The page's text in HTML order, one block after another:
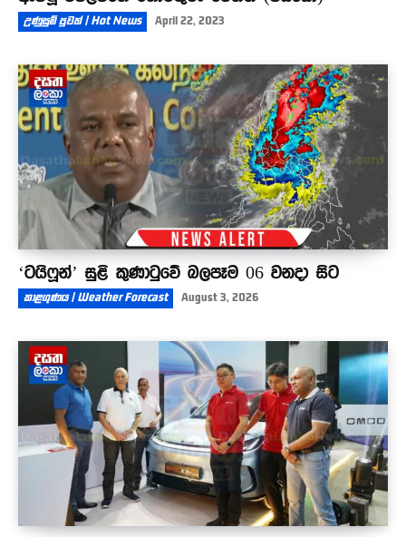
උණුසුම් පුවත් | Hot News April 22, 2023
‘ටයිෆූන්’ සුළි කුණාටුවේ බලපෑම 06 වනදා සිට
කාළගුණය | Weather Forecast August 3, 2026